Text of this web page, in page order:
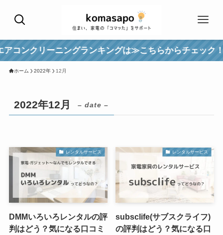
コンクリーニングランキングは≫こちらからチェック！
ホーム 2022年 12月
2022年12月 – date –
レンタルサービス
DMMいろいろレンタルの評
判はどう？気になる口コミ
レンタルサービス
subsclife(サブスクライフ)
の評判はどう？気になる口